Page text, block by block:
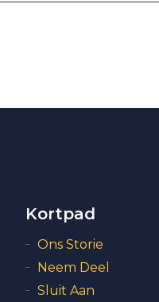
Kortpad
Ons Storie
Neem Deel
Sluit Aan